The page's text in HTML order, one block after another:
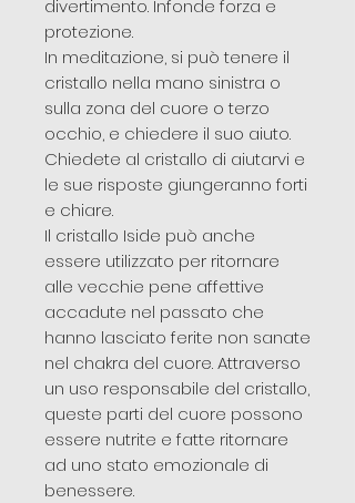
divertimento. Infonde forza e
protezione.
In meditazione, si può tenere il
cristallo nella mano sinistra o
sulla zona del cuore o terzo
occhio, e chiedere il suo aiuto.
Chiedete al cristallo di aiutarvi e
le sue risposte giungeranno forti
e chiare.
Il cristallo Iside può anche
essere utilizzato per ritornare
alle vecchie pene affettive
accadute nel passato che
hanno lasciato ferite non sanate
nel chakra del cuore. Attraverso
un uso responsabile del cristallo,
queste parti del cuore possono
essere nutrite e fatte ritornare
ad uno stato emozionale di
benessere.